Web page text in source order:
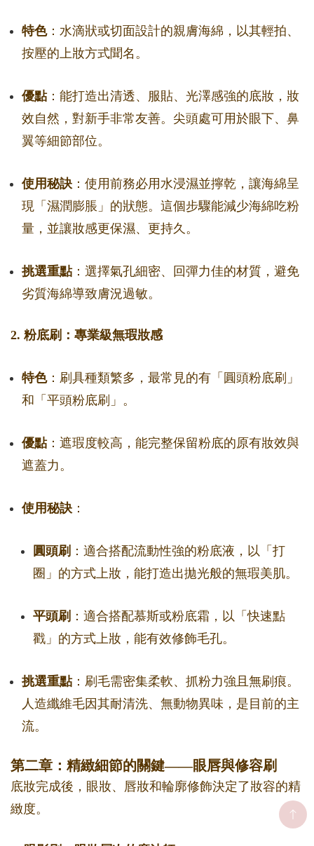
特色：水滴狀或切面設計的親膚海綿，以其輕拍、
按壓的上妝方式聞名。
優點：能打造出清透、服貼、光澤感強的底妝，妝
效自然，對新手非常友善。尖頭處可用於眼下、鼻
翼等細節部位。
使用秘訣 ：使用前務必用水浸濕並擰乾，讓海綿呈
現「濕潤膨脹」的狀態。這個步驟能減少海綿吃粉
量，並讓妝感更保濕、更持久。
挑選重點：選擇氣孔細密、回彈力佳的材質，避免
劣質海綿導致膚況過敏。
2. 粉底刷：專業級無瑕妝感
特色：刷具種類繁多，最常見的有「圓頭粉底刷」
和「平頭粉底刷」。
優點：遮瑕度較高，能完整保留粉底的原有妝效與
遮蓋力。
使用秘訣 ：
圓頭刷 ：適合搭配流動性強的粉底液，以「打
圈」的方式上妝，能打造出拋光般的無瑕美肌。
平頭刷 ：適合搭配慕斯或粉底霜，以「快速點
戳」的方式上妝，能有效修飾毛孔。
挑選重點：刷毛需密集柔軟、抓粉力強且無刷痕。
人造纖維毛因其耐清洗、無動物異味，是目前的主
流。
第二章：精緻細節的關鍵——眼唇與修容刷
底妝完成後，眼妝、唇妝和輪廓修飾決定了妝容的精
緻度。